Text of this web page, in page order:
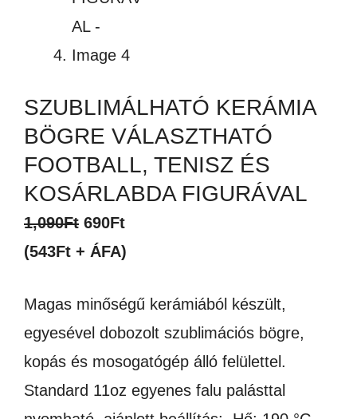
SZUBLIMÁLHATÓ KERÁMIA
BÖGRE VÁLASZTHATÓ
FOOTBALL, TENISZ ÉS
KOSÁRLABDA FIGURÁVAL
1,090Ft Original
price
1,090Ft.
690FtCurrent
price
690Ft.
(543Ft + ÁFA)
Magas minőségű kerámiából készült,
egyesével dobozolt szublimációs bögre,
kopás és mosogatógép álló felülettel.
Standard 11oz egyenes falu palásttal